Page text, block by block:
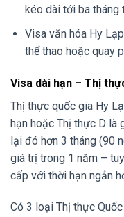
kéo dài tới ba tháng
Visa văn hóa Hy
thể thao hoặc quay
Visa dài hạn – Thị
Thị thực quốc gia Hy
hạn hoặc Thị thực D là
lại đó hơn 3 tháng (90
giá trị trong 1 năm –
cấp với thời hạn ngắn
Có 3 loại Thị thực